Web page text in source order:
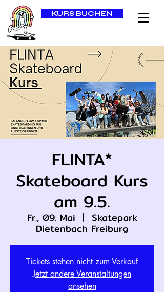
KURS BUCHEN
FLINTA*
Skateboard Kurs
am 9.5.
Fr., 09. Mai
  |
Skatepark
Dietenbach Freiburg
Tickets stehen nicht zum Verkauf
Jetzt andere Veranstaltungen
ansehen